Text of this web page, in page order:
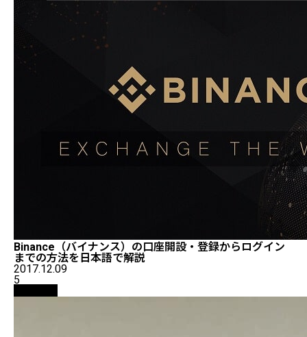
Binance（バイナンス）の口座開設・登録からログイン
までの方法を日本語で解説
2017.12.09
5